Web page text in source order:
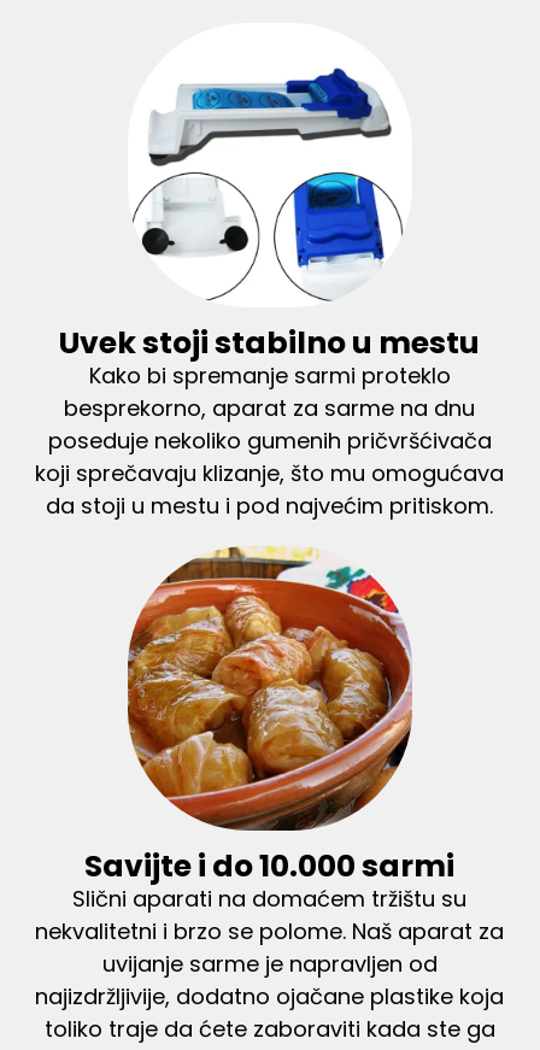
Uvek stoji stabilno u mestu
Kako bi spremanje sarmi proteklo
besprekorno, aparat za sarme na dnu
poseduje nekoliko gumenih pričvršćivača
koji sprečavaju klizanje, što mu omogućava
da stoji u mestu i pod najvećim pritiskom.
Savijte i do 10.000 sarmi
Slični aparati na domaćem tržištu su
nekvalitetni i brzo se polome. Naš aparat za
uvijanje sarme je napravljen od
najizdržljivije, dodatno ojačane plastike koja
toliko traje da ćete zaboraviti kada ste ga